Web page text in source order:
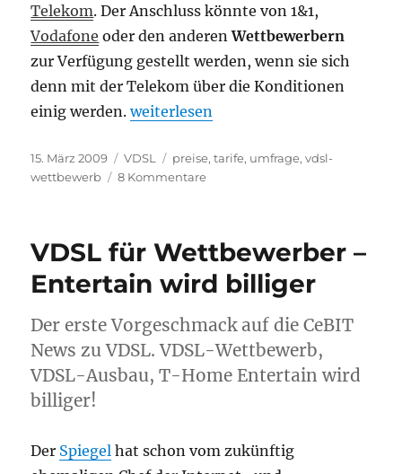
Telekom. Der Anschluss könnte von 1&1,
Vodafone oder den anderenWettbewerbern
zur Verfügung gestellt werden, wenn sie sich
denn mit der Telekom über die Konditionen
einig werden.„VDSL Wettbewerb kommt – was
weiterlesen
Veröffentlicht
am
15. März 2009 Kategorien
VDSL Schlagwörter
preise,tarife, umfrage,vdsl-
wettbewerb
8 Kommentarezu
–
darf
kosten?
(Umfrage)
VDSL für Wettbewerber –
Entertain wird billiger
Der erste Vorgeschmack auf die CeBIT
News zu VDSL. VDSL-Wettbewerb,
VDSL-Ausbau, T-Home Entertain wird
billiger!
Der Spiegel hat schon vom zukünftig